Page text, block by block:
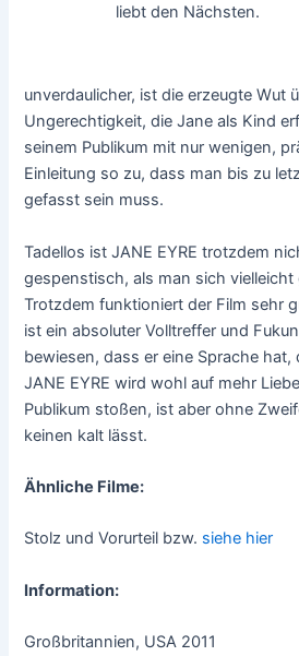
liebt den Nächsten.
unverdaulicher, ist die erzeugte Wut
Ungerechtigkeit, die Jane als Kind
seinem Publikum mit nur wenigen,
Einleitung so zu, dass man bis zu
gefasst sein muss.
Tadellos ist JANE EYRE trotzdem
gespenstisch, als man sich
Trotzdem funktioniert der Film sehr
ist ein absoluter Volltreffer und
bewiesen, dass er eine Sprache
JANE EYRE wird wohl auf mehr
Publikum stoßen, ist aber ohne
keinen kalt lässt.
Ähnliche Filme:
Stolz und Vorurteil bzw. siehe hier
Information:
Großbritannien, USA 2011